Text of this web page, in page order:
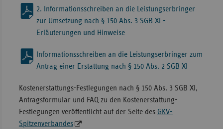
2. Informationsschreiben an die Leistungserbringer
zur Umsetzung nach § 150 Abs. 3 SGB XI -
Erläuterungen und Hinweise
Informationsschreiben an die Leistungserbringer zum
Antrag einer Erstattung nach § 150 Abs. 2 SGB XI
Kostenerstattungs-Festlegungen nach § 150 Abs. 3 SGB XI,
Antragsformular und FAQ zu den Kostenerstattung-
Festlegungen veröffentlicht auf der Seite des GKV-
Spitzenverbandes